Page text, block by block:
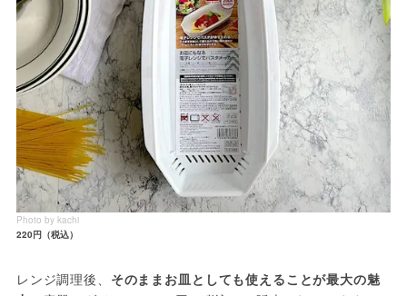
Photo by kachi
220円（税込）
レンジ調理後、 そのままお皿としても使えることが最大の魅